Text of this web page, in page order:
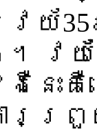
យ័
ើង។
េះគឺ
ារព្